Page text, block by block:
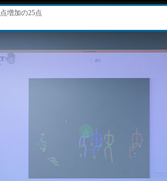
増加の25点